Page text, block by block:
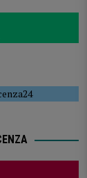
Caldo estremo e